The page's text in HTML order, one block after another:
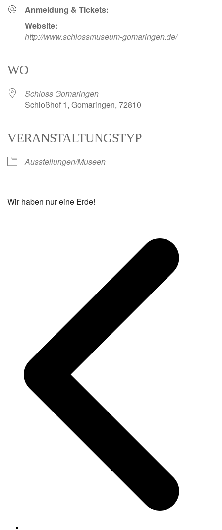
Anmeldung & Tickets:
Website:
http://www.schlossmuseum-gomaringen.de/
WO
Schloss Gomaringen
Schloßhof 1, Gomaringen, 72810
VERANSTALTUNGSTYP
Ausstellungen/Museen
Wir haben nur eine Erde!